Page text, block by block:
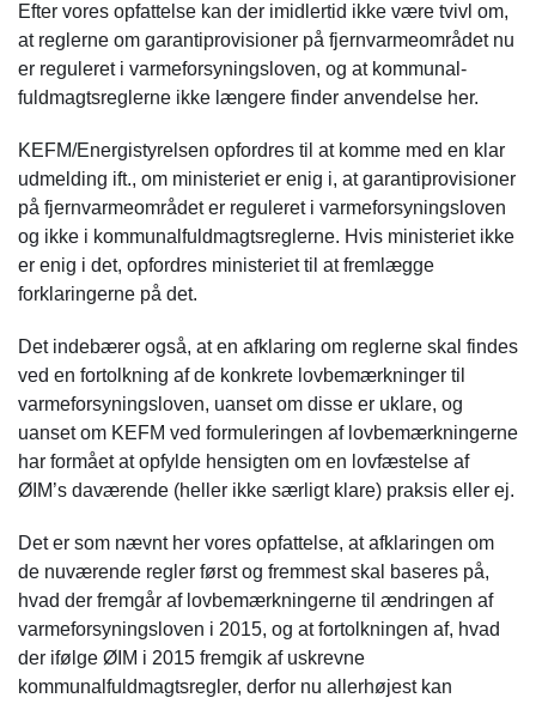
Efter vores opfattelse kan der imidlertid ikke være tvivl om,
at reglerne om garantiprovisioner på fjernvarmeområdet nu
er reguleret i varmeforsyningsloven, og at kommunal-
fuldmagtsreglerne ikke længere finder anvendelse her.
KEFM/Energistyrelsen opfordres til at komme med en klar
udmelding ift., om ministeriet er enig i, at garantiprovisioner
på fjernvarmeområdet er reguleret i varmeforsyningsloven
og ikke i kommunalfuldmagtsreglerne. Hvis ministeriet ikke
er enig i det, opfordres ministeriet til at fremlægge
forklaringerne på det.
Det indebærer også, at en afklaring om reglerne skal findes
ved en fortolkning af de konkrete lovbemærkninger til
varmeforsyningsloven, uanset om disse er uklare, og
uanset om KEFM ved formuleringen af lovbemærkningerne
har formået at opfylde hensigten om en lovfæstelse af
ØIM’s daværende (heller ikke særligt klare) praksis eller ej.
Det er som nævnt her vores opfattelse, at afklaringen om
de nuværende regler først og fremmest skal baseres på,
hvad der fremgår af lovbemærkningerne til ændringen af
varmeforsyningsloven i 2015, og at fortolkningen af, hvad
der ifølge ØIM i 2015 fremgik af uskrevne
kommunalfuldmagtsregler, derfor nu allerhøjest kan